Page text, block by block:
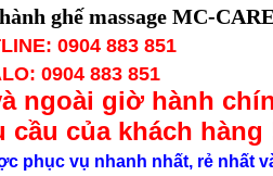
ghế massage MC-
0904 883 851
0904 883 851
ngoài giờ hành
cầu của khách hàng
phục vụ nhanh nhất, rẻ nhất